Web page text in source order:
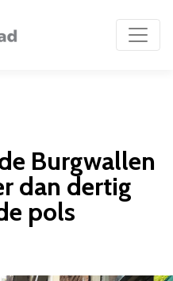
Burgwallen
dan dertig
pols